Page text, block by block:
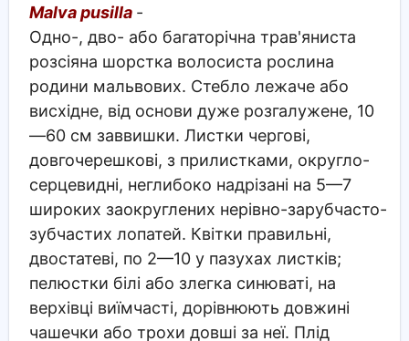
Malva pusilla -
Одно-, дво- або багаторічна трав'яниста
розсіяна шорстка волосиста рослина
родини мальвових. Стебло лежаче або
висхідне, від основи дуже розгалужене, 10
—60 см заввишки. Листки чергові,
довгочерешкові, з прилистками, округло-
серцевидні, неглибоко надрізані на 5—7
широких заокруглених нерівно-зарубчасто-
зубчастих лопатей. Квітки правильні,
двостатеві, по 2—10 у пазухах листків;
пелюстки білі або злегка синюваті, на
верхівці виїмчасті, дорівнюють довжині
чашечки або трохи довші за неї. Плід